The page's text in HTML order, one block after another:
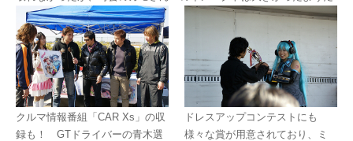
クルマ情報番組「CAR Xs」の収
録も！ GTドライバーの青木選
ドレスアップコンテストにも
様々な賞が用意されており、ミ